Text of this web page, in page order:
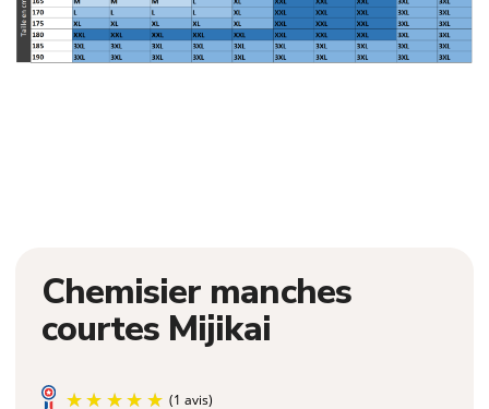
Chemisier manches
courtes Mijikai